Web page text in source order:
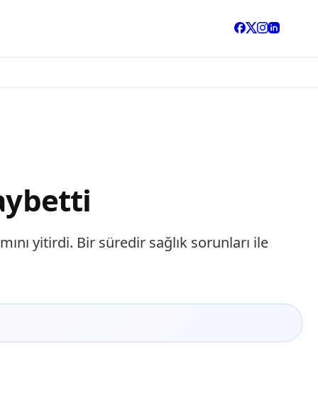
yitirdi. Bir süredir sağlık sorunları ile